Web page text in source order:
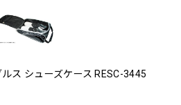
ス シューズケース RESC-3445